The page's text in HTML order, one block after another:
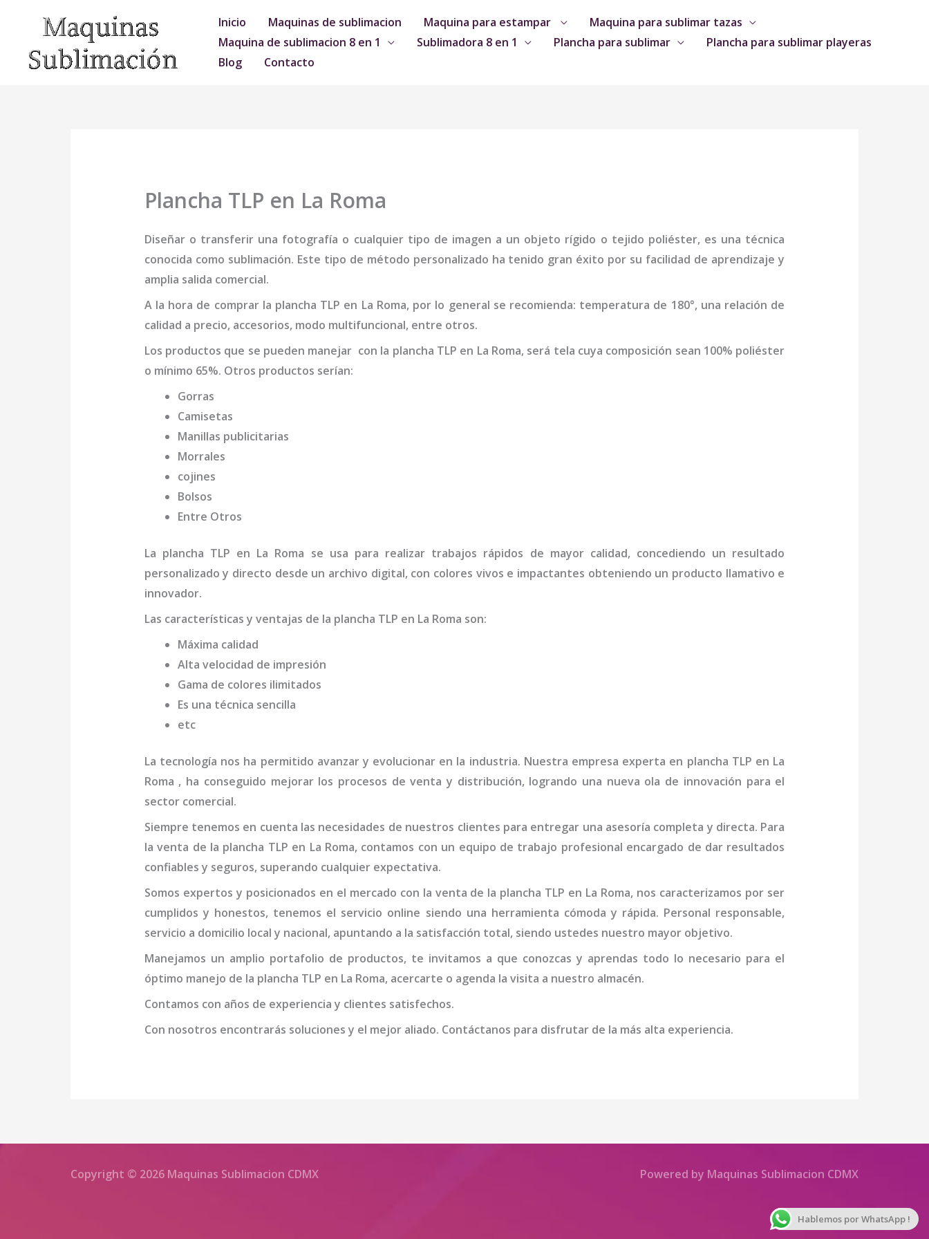
contenido
Inicio Maquinas de sublimacion Maquina para estampar
Maquina para sublimar tazas
Maquina de sublimacion 8 en 1
Sublimadora 8 en 1 Plancha para sublimar
Plancha para sublimar playeras
Blog
Contacto
Plancha TLP en La Roma
Diseñar o transferir una fotografía o cualquier tipo de imagen a un objeto rígido o tejido poliéster, es una técnica
conocida como sublimación. Este tipo de método personalizado ha tenido gran éxito por su facilidad de aprendizaje y
amplia salida comercial.
A la hora de comprar la plancha TLP en La Roma, por lo general se recomienda: temperatura de 180°, una relación de
calidad a precio, accesorios, modo multifuncional, entre otros.
Los productos que se pueden manejar con la plancha TLP en La Roma, será tela cuya composición sean 100% poliéster
o mínimo 65%. Otros productos serían:
Gorras
Camisetas
Manillas publicitarias
Morrales
cojines
Bolsos
Entre Otros
La plancha TLP en La Roma se usa para realizar trabajos rápidos de mayor calidad, concediendo un resultado
personalizado y directo desde un archivo digital, con colores vivos e impactantes obteniendo un producto llamativo e
innovador.
Las características y ventajas de la plancha TLP en La Roma son:
Máxima calidad
Alta velocidad de impresión
Gama de colores ilimitados
Es una técnica sencilla
etc
La tecnología nos ha permitido avanzar y evolucionar en la industria. Nuestra empresa experta en plancha TLP en La
Roma , ha conseguido mejorar los procesos de venta y distribución, logrando una nueva ola de innovación para el
sector comercial.
Siempre tenemos en cuenta las necesidades de nuestros clientes para entregar una asesoría completa y directa. Para
la venta de la plancha TLP en La Roma, contamos con un equipo de trabajo profesional encargado de dar resultados
confiables y seguros, superando cualquier expectativa.
Somos expertos y posicionados en el mercado con la venta de la plancha TLP en La Roma, nos caracterizamos por ser
cumplidos y honestos, tenemos el servicio online siendo una herramienta cómoda y rápida. Personal responsable,
servicio a domicilio local y nacional, apuntando a la satisfacción total, siendo ustedes nuestro mayor objetivo.
Manejamos un amplio portafolio de productos, te invitamos a que conozcas y aprendas todo lo necesario para el
óptimo manejo de la plancha TLP en La Roma, acercarte o agenda la visita a nuestro almacén.
Contamos con años de experiencia y clientes satisfechos.
Con nosotros encontrarás soluciones y el mejor aliado. Contáctanos para disfrutar de la más alta experiencia.
Copyright © 2026 Maquinas Sublimacion CDMX Powered by Maquinas Sublimacion CDMX
Hablemos por WhatsApp !